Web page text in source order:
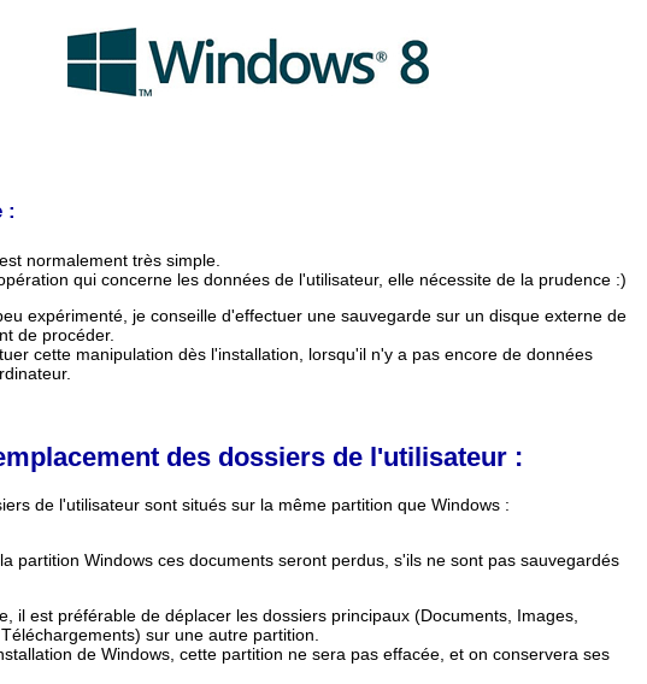
:
normalement très simple.
qui concerne les données de l'utilisateur, elle nécessite de la prudence :)
expérimenté, je conseille d'effectuer une sauvegarde sur un disque externe de
de procéder.
cette manipulation dès l'installation, lorsqu'il n'y a pas encore de données
des dossiers de l'utilisateur :
de l'utilisateur sont situés sur la même partition que Windows :
partition Windows ces documents seront perdus, s'ils ne sont pas sauvegardés
il est préférable de déplacer les dossiers principaux (Documents, Images,
sur une autre partition.
de Windows, cette partition ne sera pas effacée, et on conservera ses